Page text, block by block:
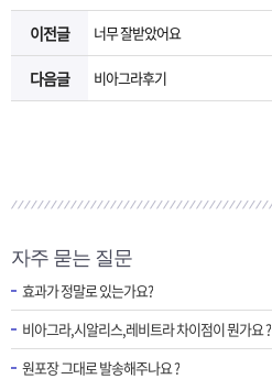
이전글 너무 잘받았어요
다음글 비아그라후기
자주 묻는 질문
효과가 정말로 있는가요?
비아그라,시알리스,레비트라 차이점이 뭔가요 ?
원포장 그대로 발송해주나요 ?